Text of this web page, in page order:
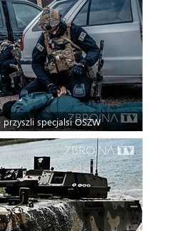
przyszli specjalsi OSŻW